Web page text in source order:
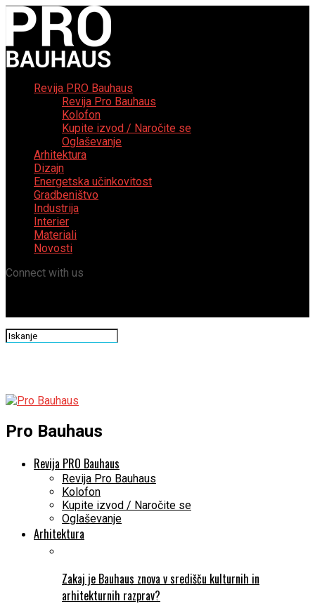
Revija PRO Bauhaus
Revija Pro Bauhaus
Kolofon
Kupite izvod / Naročite se
Oglaševanje
Arhitektura
Dizajn
Energetska učinkovitost
Gradbeništvo
Industrija
Interier
Materiali
Novosti
Connect with us
Pro Bauhaus
Revija PRO Bauhaus
Revija Pro Bauhaus
Kolofon
Kupite izvod / Naročite se
Oglaševanje
Arhitektura
Zakaj je Bauhaus znova v središču kulturnih in
arhitekturnih razprav?